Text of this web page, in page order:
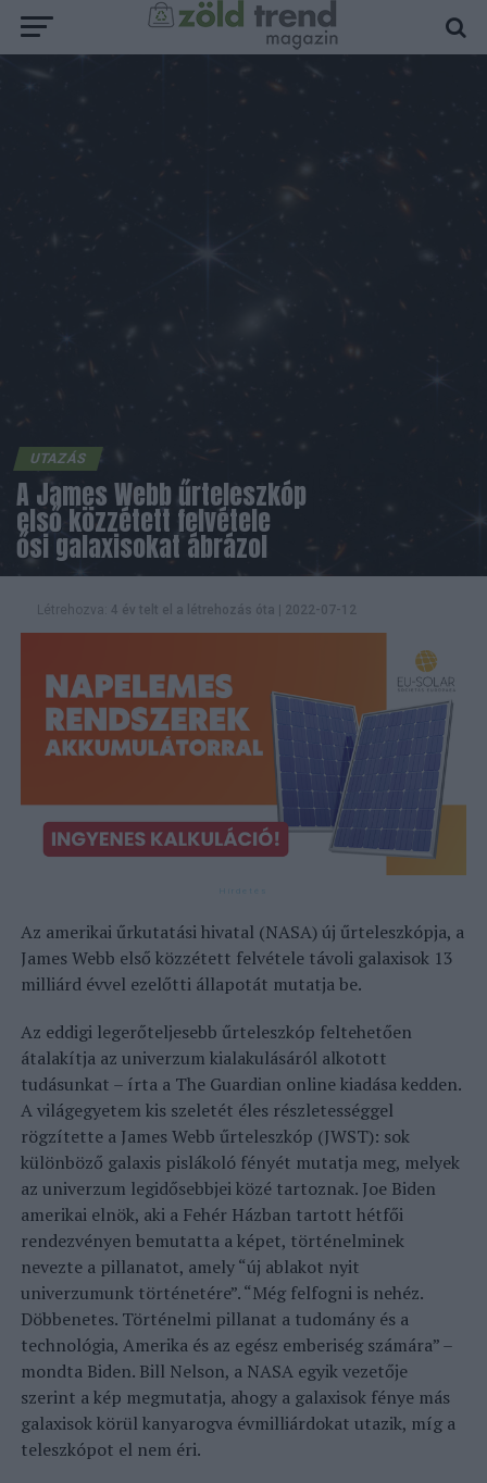
UTAZÁS
A James Webb űrteleszkóp
első közzétett felvétele
ősi galaxisokat ábrázol
Létrehozva: 4 év telt el a létrehozás óta 2022-07-12
Az amerikai űrkutatási hivatal (NASA) új űrteleszkópja, a
James Webb első közzétett felvétele távoli galaxisok 13
milliárd évvel ezelőtti állapotát mutatja be.
Az eddigi legerőteljesebb űrteleszkóp feltehetően
átalakítja az univerzum kialakulásáról alkotott
tudásunkat – írta a The Guardian online kiadása kedden.
A világegyetem kis szeletét éles részletességgel
rögzítette a James Webb űrteleszkóp (JWST): sok
különböző galaxis pislákoló fényét mutatja meg, melyek
az univerzum legidősebbjei közé tartoznak. Joe Biden
amerikai elnök, aki a Fehér Házban tartott hétfői
rendezvényen bemutatta a képet, történelminek
nevezte a pillanatot, amely “új ablakot nyit
univerzumunk történetére”. “Még felfogni is nehéz.
Döbbenetes. Történelmi pillanat a tudomány és a
technológia, Amerika és az egész emberiség számára” –
mondta Biden. Bill Nelson, a NASA egyik vezetője
szerint a kép megmutatja, ahogy a galaxisok fénye más
galaxisok körül kanyarogva évmilliárdokat utazik, míg a
teleszkópot el nem éri.